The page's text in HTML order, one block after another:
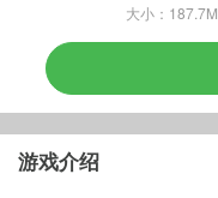
大小：187.7M
游戏介绍